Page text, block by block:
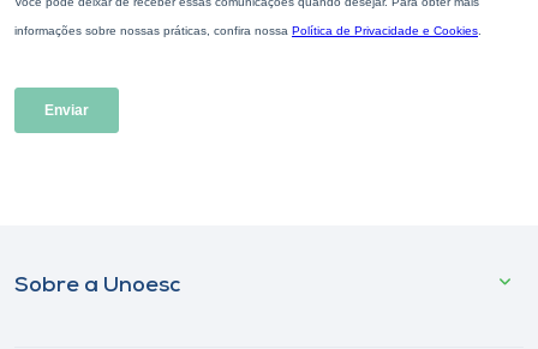
Sobre a Unoesc